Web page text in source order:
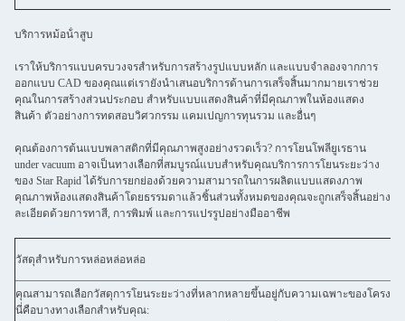
บริการหม้อน้ําสูบ
เราให้บริการแบบครบวงจรสําหรับการสร้างรูปแบบหลัก และแบบจําลองจากการ
ออกแบบ CAD ของคุณแต่เรายังนําเสนอบริการด้านการเสร็จสิ้นมากมายเราช่วย
คุณในการสร้างส่วนประกอบ สําหรับแบบแสดงสินค้าที่มีคุณภาพในห้องแสดง
สินค้า ตัวอย่างการทดสอบวิศวกรรม แคมเปญการทุนรวม และอื่นๆ
คุณต้องการต้นแบบพลาสติกที่มีคุณภาพสูงอย่างรวดเร็ว? การโยนโพลียูเรธาน
under vacuum อาจเป็นทางเลือกที่สมบูรณ์แบบสําหรับคุณบริการการโยนระยะว่าง
ของ Star Rapid ได้รับการยกย่องด้วยความสามารถในการผลิตแบบแสดงภาพ
คุณภาพห้องแสดงสินค้าโดยธรรมดาแล้วชิ้นส่วนทั้งหมดของคุณจะถูกเสร็จสิ้นอย่าง
ละเอียดด้วยการทาสี, การพิมพ์ และการแปรรูปอย่างมืออาชีพ
วัสดุสําหรับการหล่อหล่อหล่อ
คุณสามารถเลือกวัสดุการโยนระยะว่างที่หลากหลายขึ้นอยู่กับความเฉพาะของโครงก
นี่คือบางทางเลือกสําหรับคุณ: